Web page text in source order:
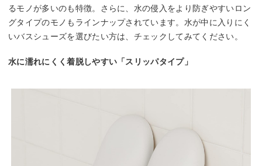
るモノが多いのも特徴。さらに、水の侵入をより防ぎやすいロン
グタイプのモノもラインナップされています。水が中に入りにく
いバスシューズを選びたい方は、チェックしてみてください。
水に濡れにくく着脱しやすい「スリッパタイプ」